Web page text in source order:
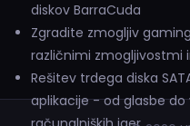
diskov BarraCuda
Zgradite zmogljiv
različnimi zmogljivostmi
Rešitev trdega diska
aplikacije - od glasbe